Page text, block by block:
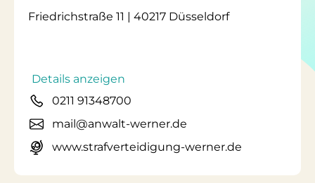
Friedrichstraße 11 | 40217 Düsseldorf
Details anzeigen
0211 91348700
mail@anwalt-werner.de
www.strafverteidigung-werner.de